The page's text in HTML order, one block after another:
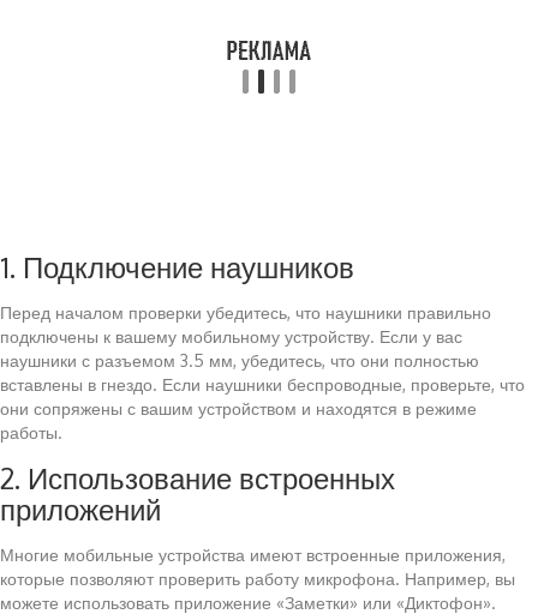
1. Подключение наушников
Перед началом проверки убедитесь, что наушники правильно
подключены к вашему мобильному устройству. Если у вас
наушники с разъемом 3.5 мм, убедитесь, что они полностью
вставлены в гнездо. Если наушники беспроводные, проверьте, что
они сопряжены с вашим устройством и находятся в режиме
работы.
2. Использование встроенных
приложений
Многие мобильные устройства имеют встроенные приложения,
которые позволяют проверить работу микрофона. Например, вы
можете использовать приложение «Заметки» или «Диктофон».